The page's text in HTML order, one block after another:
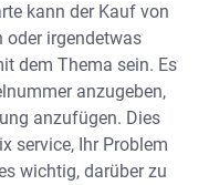
kann der Kauf von
oder irgendetwas
dem Thema sein. Es
anzugeben,
anzufügen. Dies
service, Ihr Problem
wichtig, darüber zu